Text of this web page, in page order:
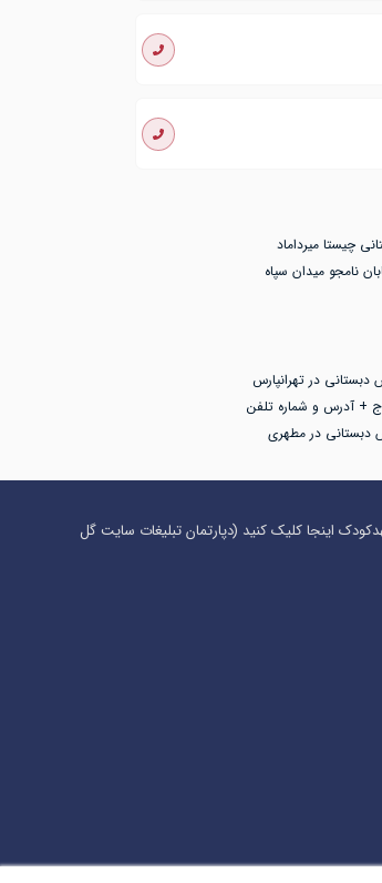
چیستا میرداماد
نامجو میدان سپاه
در تهرانپارس
+ آدرس و شماره تلفن
در مطهری
اینجا کلیک کنید (دپارتمان تبلیغات سایت گل